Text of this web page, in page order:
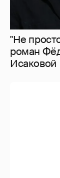
"Не
роман
Исаковой